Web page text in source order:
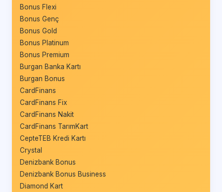
Bonus Flexi
Bonus Genç
Bonus Gold
Bonus Platinum
Bonus Premium
Burgan Banka Kartı
Burgan Bonus
CardFinans
CardFinans Fix
CardFinans Nakit
CardFinans TarımKart
CepteTEB Kredi Kartı
Crystal
Denizbank Bonus
Denizbank Bonus Business
Diamond Kart